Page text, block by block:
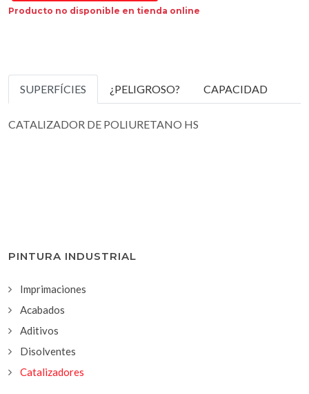
Producto no disponible en tienda online
SUPERFÍCIES ¿PELIGROSO? CAPACIDAD
CATALIZADOR DE POLIURETANO HS
PINTURA INDUSTRIAL
Imprimaciones
Acabados
Aditivos
Disolventes
Catalizadores